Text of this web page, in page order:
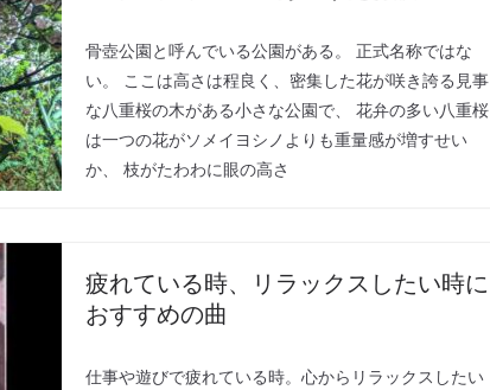
骨壺公園と呼んでいる公園がある。 正式名称ではな
い。 ここは高さは程良く、密集した花が咲き誇る見事
な八重桜の木がある小さな公園で、 花弁の多い八重桜
は一つの花がソメイヨシノよりも重量感が増すせい
か、 枝がたわわに眼の高さ
疲れている時、リラックスしたい時に
おすすめの曲
仕事や遊びで疲れている時。心からリラックスしたい